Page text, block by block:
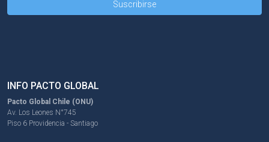
INFO PACTO GLOBAL
Pacto Global Chile (ONU)
Av. Los Leones N°745
Piso 6 Providencia - Santiago